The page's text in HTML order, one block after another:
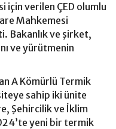
için verilen ÇED olumlu
Mahkemesi
Bakanlık ve şirket,
ve yürütmenin
A Kömürlü Termik
sahip iki ünite
Şehircilik ve İklim
yeni bir termik